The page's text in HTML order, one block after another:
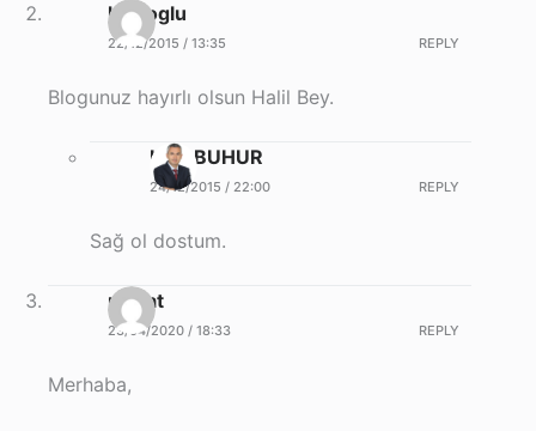
hlayoglu
22/12/2015 / 13:35 REPLY
Blogunuz hayırlı olsun Halil Bey.
Halil BUHUR
24/12/2015 / 22:00 REPLY
Sağ ol dostum.
murat
23/04/2020 / 18:33 REPLY
Merhaba,